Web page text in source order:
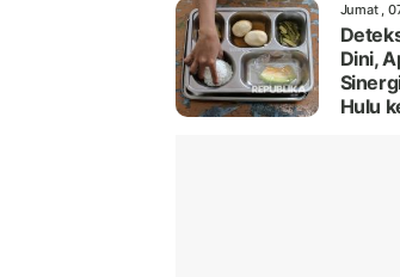
Jumat ,
Dini,
Hulu